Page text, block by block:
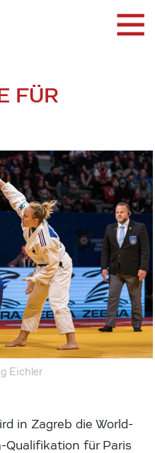
FÜR
Eichler
in Zagreb die World-
Qualifikation für Paris